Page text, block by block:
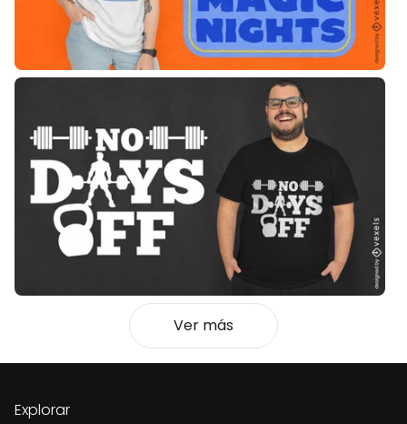
Ver más
Explorar